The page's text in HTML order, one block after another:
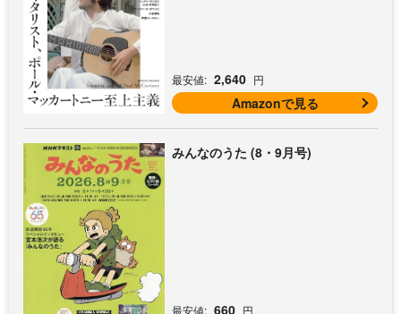
最安値: 2,640 円
Amazonで見る
みんなのうた (8・9月号)
最安値: 660 円